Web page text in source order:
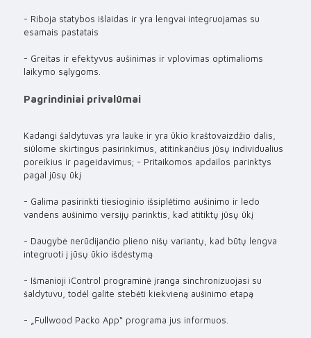
- Riboja statybos išlaidas ir yra lengvai integruojamas su
esamais pastatais
- Greitas ir efektyvus aušinimas ir vplovimas optimalioms
laikymo sąlygoms.
Pagrindiniai privalūmai
Kadangi šaldytuvas yra lauke ir yra ūkio kraštovaizdžio dalis,
siūlome skirtingus pasirinkimus, atitinkančius jūsų individualius
poreikius ir pageidavimus; - Pritaikomos apdailos parinktys
pagal jūsų ūkį
- Galima pasirinkti tiesioginio išsiplėtimo aušinimo ir ledo
vandens aušinimo versijų parinktis, kad atitiktų jūsų ūkį
- Daugybė nerūdijančio plieno nišų variantų, kad būtų lengva
integruoti į jūsų ūkio išdėstymą
- Išmanioji iControl programinė įranga sinchronizuojasi su
šaldytuvu, todėl galite stebėti kiekvieną aušinimo etapą
- „Fullwood Packo App“ programa jus informuos.